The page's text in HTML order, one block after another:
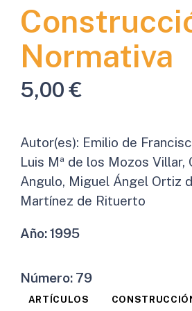
Normativa
5,00€
Autor(es): Emilio de
Luis Mª de los Mozos Villar,
Angulo, Miguel Ángel Ortiz
Martínez de Rituerto
Año:1995
Número: 79
ARTÍCULOS